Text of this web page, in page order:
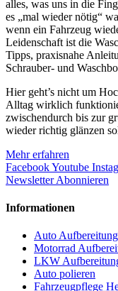
alles, was uns in die
es „mal wieder nötig“
wenn ein Fahrzeug
Leidenschaft ist die
Tipps, praxisnahe
Schrauber- und
Hier geht’s nicht um
Alltag wirklich
zwischendurch bis zur
wieder richtig glänzen
Mehr erfahren
FacebookYoutube
Newsletter Abonnieren
Informationen
Auto Aufbereitung
Motorrad
LKW
Auto polieren
Fahrzeugpflege